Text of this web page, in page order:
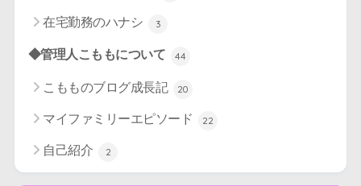
在宅勤務のハナシ 3
◆管理人こももについて 44
こもものブログ成長記 20
マイファミリーエピソード 22
自己紹介 2